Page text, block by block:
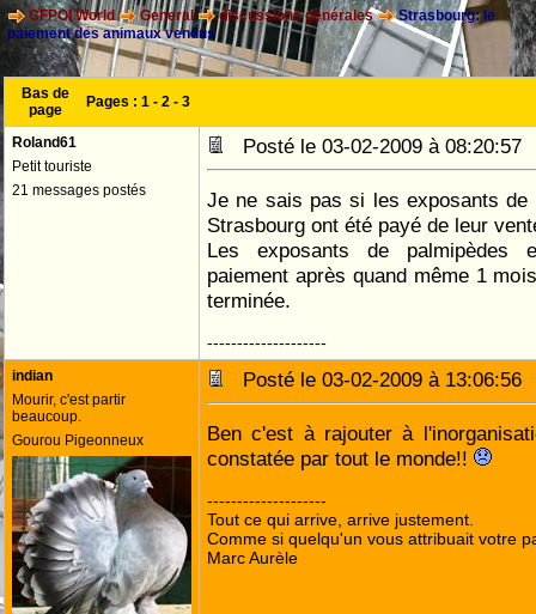
CFPOI World General discussions générales
Strasbourg: le
paiement des animaux vendus
Bas de
page
Pages : 1 - 2 - 3
Roland61
Petit touriste
21 messages postés
Posté le 03-02-2009 à
Je ne sais pas si les exposants de
Strasbourg ont été payé de leur
Les exposants de palmipèdes
paiement après quand même 1
terminée.
--------------------
indian
Mourir, c'est partir
beaucoup.
Gourou Pigeonneux
Posté le 03-02-2009 à
Ben c'est à rajouter à
constatée par tout le monde!!
--------------------
Tout ce qui arrive, arrive justement.
Comme si quelqu'un vous attribuait votre
Marc Aurèle